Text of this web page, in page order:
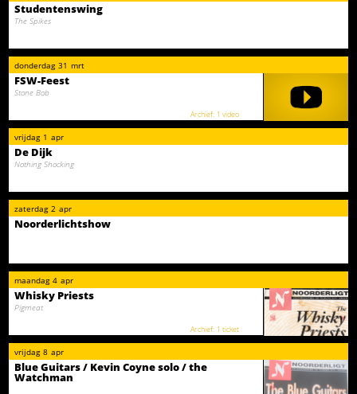
Studentenswing
The Spikes
donderdag 31 mrt
FSW-Feest
Stone Bob
1 video
vrijdag 1 apr
De Dijk
Nothing Shocking
zaterdag 2 apr
Noorderlichtshow
maandag 4 apr
Whisky Priests
Pigmeat
1 ticket
vrijdag 8 apr
Blue Guitars / Kevin Coyne solo / the
Watchman